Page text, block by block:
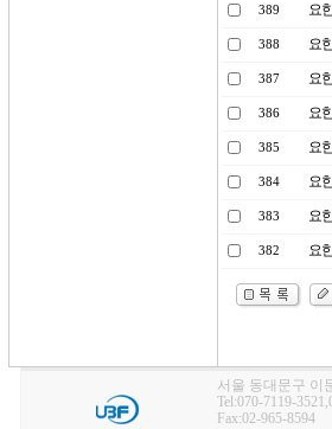
389 요
388 요
387 요
386 요
385 요
384 요
383 요
382 요
서울 동대문구 이
Tel:070-7119-
Fax:02-965-8594